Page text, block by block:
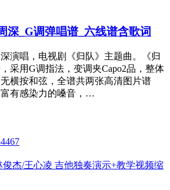
深_G调弹唱谱_六线谱含歌词
演唱，电视剧《归队》主题曲。《归
采用G调指法，变调夹Capo2品，整体
横按和弦，全谱共两张高清图片谱
有感染力的嗓音，…